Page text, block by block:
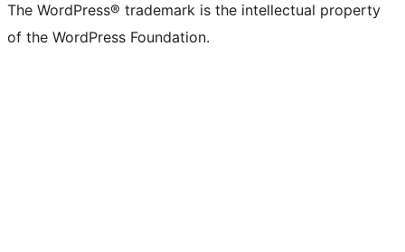
The WordPress® trademark is the intellectual property
of the WordPress Foundation.